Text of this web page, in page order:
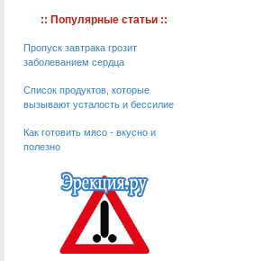
:: Популярные статьи ::
Пропуск завтрака грозит
заболеванием сердца
Cписок продуктов, которые
вызывают усталость и бессилие
Как готовить мясо - вкусно и
полезно